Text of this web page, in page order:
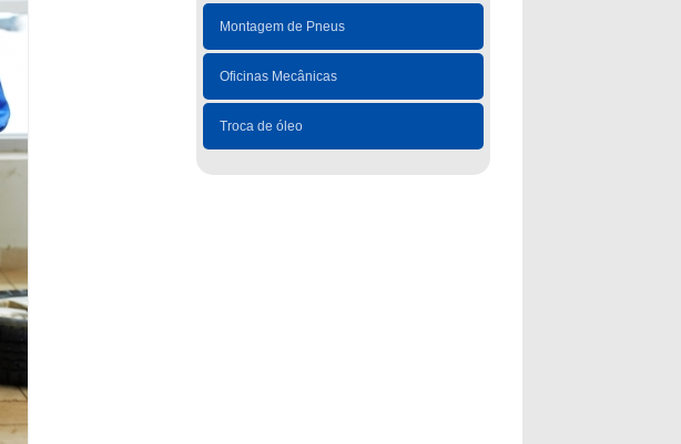
Montagem de Pneus
Oficinas Mecânicas
Troca de óleo